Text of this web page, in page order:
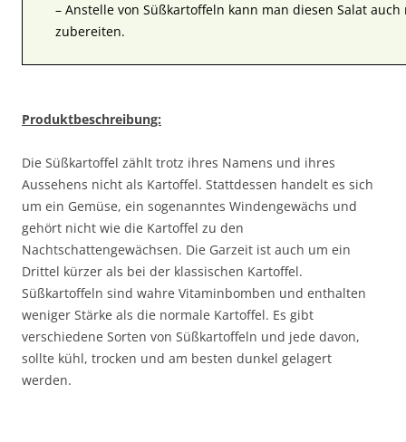
– Anstelle von Süßkartoffeln kann man diesen Salat
zubereiten.
Produktbeschreibung:
Die Süßkartoffel zählt trotz ihres Namens und ihres
Aussehens nicht als Kartoffel. Stattdessen handelt es sich
um ein Gemüse, ein sogenanntes Windengewächs und
gehört nicht wie die Kartoffel zu den
Nachtschattengewächsen. Die Garzeit ist auch um ein
Drittel kürzer als bei der klassischen Kartoffel.
Süßkartoffeln sind wahre Vitaminbomben und enthalten
weniger Stärke als die normale Kartoffel. Es gibt
verschiedene Sorten von Süßkartoffeln und jede davon,
sollte kühl, trocken und am besten dunkel gelagert
werden.